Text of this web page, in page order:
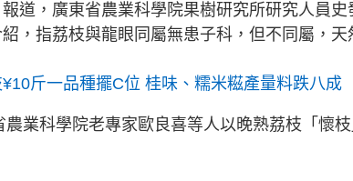
道，廣東省農業科學院果樹研究所研究人員
，指荔枝與龍眼同屬無患子科，但不同屬，天
¥10斤一品種擺C位 桂味、糯米糍產量料跌八成
農業科學院老專家歐良喜等人以晚熟荔枝「懷